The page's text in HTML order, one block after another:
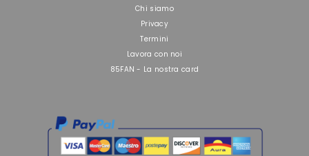
Chi siamo
Privacy
Termini
Lavora con noi
85FAN - La nostra card